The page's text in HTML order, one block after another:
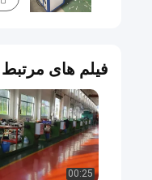
فیلم های مرتبط
00:25